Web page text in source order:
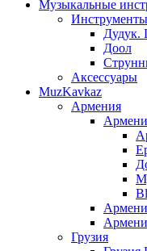
Музыкальные
Инструменты
Дудук.
Доол
Аксессуары
MuzKavkaz
Армения
Грузия